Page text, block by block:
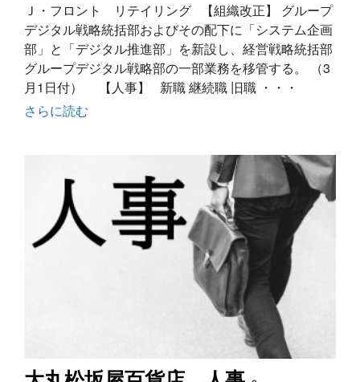
Ｊ・フロント リテイリング 【組織改正】 グループ
デジタル戦略統括部およびその配下に「システム企画
部」と「デジタル推進部」を新設し、経営戦略統括部
グループデジタル戦略部の一部業務を移管する。 （3
月1日付） 【人事】 新職 継続職 旧職 ・・・
さらに読む